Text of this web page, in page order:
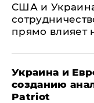
США и
прямо влияет
Украина и
созданию
Patriot